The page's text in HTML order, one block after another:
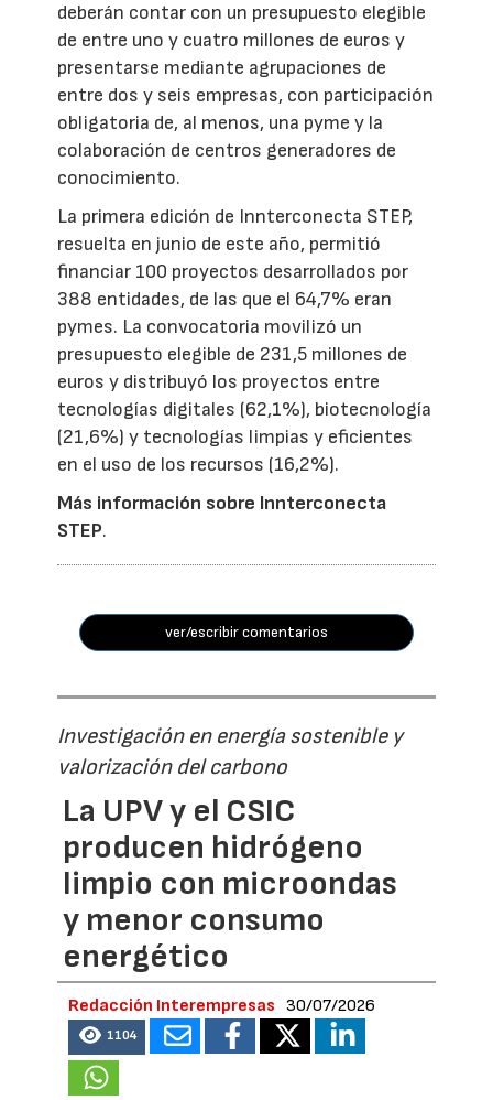
deberán contar con un presupuesto elegible
de entre uno y cuatro millones de euros y
presentarse mediante agrupaciones de
entre dos y seis empresas, con participación
obligatoria de, al menos, una pyme y la
colaboración de centros generadores de
conocimiento.
La primera edición de Innterconecta STEP,
resuelta en junio de este año, permitió
financiar 100 proyectos desarrollados por
388 entidades, de las que el 64,7% eran
pymes. La convocatoria movilizó un
presupuesto elegible de 231,5 millones de
euros y distribuyó los proyectos entre
tecnologías digitales (62,1%), biotecnología
(21,6%) y tecnologías limpias y eficientes
en el uso de los recursos (16,2%).
Más información sobre Innterconecta
STEP.
ver/escribir comentarios
Investigación en energía sostenible y
valorización del carbono
La UPV y el CSIC
producen hidrógeno
limpio con microondas
y menor consumo
energético
Redacción Interempresas 30/07/2026
1104